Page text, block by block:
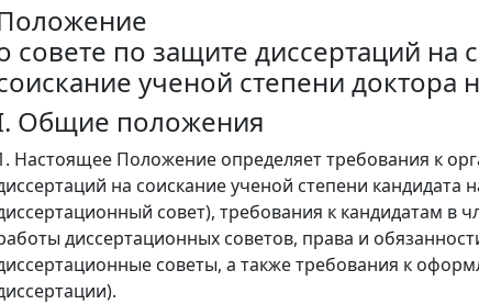
совете по защите диссертаций на
ученой степени доктора
Общие положения
Настоящее Положение определяет требования к
на соискание ученой степени кандидата
совет), требования к кандидатам в
диссертационных советов, права и
советы, а также требования к